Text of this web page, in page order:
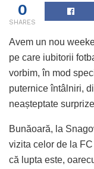
0
SHARES
Avem un nou
pe care iubitorii
vorbim, în mod
puternice întâlniri,
neașteptate
Bunăoară, la
vizita celor de la
că lupta este,